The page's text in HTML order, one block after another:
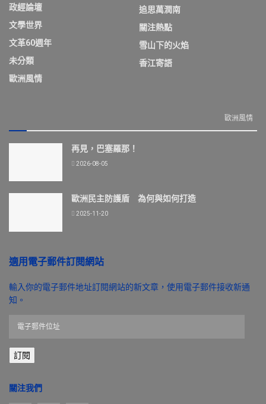
政經論壇
文學世界
文革60週年
未分類
歐洲風情
追思萬潤南
關注熱點
雪山下的火焰
香江寄語
歐洲風情
再見，巴塞羅那！
2026-08-05
歐洲民主防護盾 為何與如何打造
2025-11-20
適用電子郵件訂閱網站
輸入你的電子郵件地址訂閱網站的新文章，使用電子郵件接收新通
知。
郵
件
址
訂閱
關注我們